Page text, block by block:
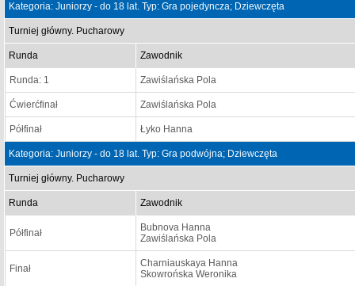
Kategoria: Juniorzy - do 18 lat. Typ: Gra pojedyncza; Dziewczęta
Turniej główny. Pucharowy
Runda Zawodnik
Runda: 1 Zawiślańska Pola
Ćwierćfinał Zawiślańska Pola
Półfinał Łyko Hanna
Kategoria: Juniorzy - do 18 lat. Typ: Gra podwójna; Dziewczęta
Turniej główny. Pucharowy
Runda Zawodnik
Półfinał
Bubnova Hanna
Zawiślańska Pola
Finał
Charniauskaya Hanna
Skowrońska Weronika